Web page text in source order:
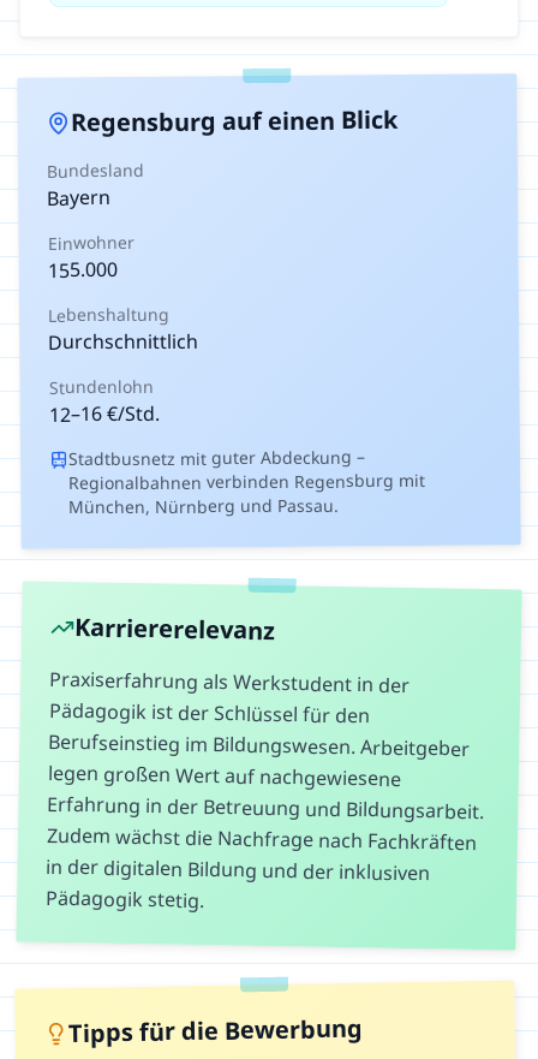
Regensburg auf einen Blick
Bundesland
Bayern
Einwohner
155.000
Lebenshaltung
Durchschnittlich
Stundenlohn
12–16€/Std.
Stadtbusnetz mit guter Abdeckung –
Regionalbahnen verbinden Regensburg mit
München, Nürnberg und Passau.
Karriererelevanz
Praxiserfahrung als Werkstudent in der
Pädagogik ist der Schlüssel für den
Berufseinstieg im Bildungswesen. Arbeitgeber
legen großen Wert auf nachgewiesene
Erfahrung in der Betreuung und Bildungsarbeit.
Zudem wächst die Nachfrage nach Fachkräften
in der digitalen Bildung und der inklusiven
Pädagogik stetig.
Tipps für die Bewerbung